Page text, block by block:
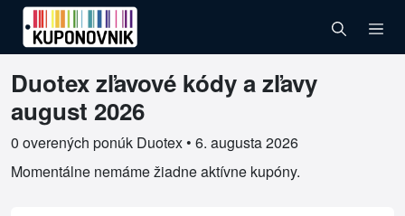
Duotex zľavové kódy a zľavy
august 2026
0 overených ponúk Duotex • 6. augusta 2026
Overené kupóny pre Duotex
Momentálne nemáme žiadne aktívne kupóny.